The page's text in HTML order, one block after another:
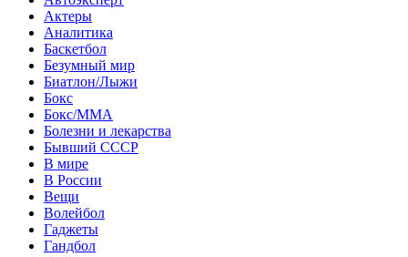
Актеры
Аналитика
Баскетбол
Безумный мир
Биатлон/Лыжи
Бокс
Бокс/MMA
Болезни и лекарства
Бывший СССР
В мире
В России
Вещи
Волейбол
Гаджеты
Гандбол